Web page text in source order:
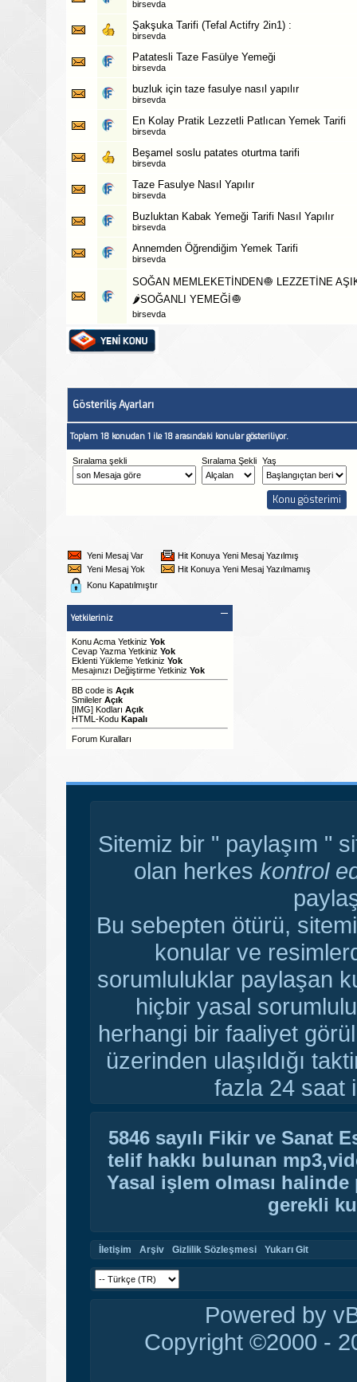
birsevda
Şakşuka Tarifi (Tefal Actifry 2in1) :
birsevda
Patatesli Taze Fasülye Yemeği
birsevda
buzluk için taze fasulye nasıl yapılır
birsevda
En Kolay Pratik Lezzetli Patlıcan Yemek Tarifi
birsevda
Beşamel soslu patates oturtma tarifi
birsevda
Taze Fasulye Nasıl Yapılır
birsevda
Buzluktan Kabak Yemeği Tarifi Nasıl Yapılır
birsevda
Annemden Öğrendiğim Yemek Tarifi
birsevda
SOĞAN MEMLEKETİNDEN🧅 LEZZETİNE
🌶SOĞANLI YEMEĞİ🧅
birsevda
Gösteriliş Ayarları
Toplam 18 konudan 1 ile 18 arasındaki konular gösteriliyor.
Sıralama şekli Sıralama Şekli Yaş
Yeni Mesaj Var
Hit Konuya Yeni Mesaj Yazılmış
Yeni Mesaj Yok
Hit Konuya Yeni Mesaj Yazılmamış
Konu Kapatılmıştır
Yetkileriniz
Konu Acma Yetkiniz Yok
Cevap Yazma Yetkiniz Yok
Eklenti Yükleme Yetkiniz Yok
Mesajınızı Değiştirme Yetkiniz Yok
BB code is Açık
Smileler Açık
[IMG] Kodları Açık
HTML-Kodu Kapalı
Forum Kuralları
Sitemiz bir " paylaşım "
olan herkes kontrol
Bu sebepten ötürü,
konular ve
sorumluluklar paylaşan
hiçbir yasal
herhangi bir faaliyet
üzerinden ulaşıldığı
fazla 24 saat
5846 sayılı Fikir ve Sanat
telif hakkı bulunan
Yasal işlem olması
gerekli
İletişim Arşiv Gizlilik Sözleşmesi Yukarı Git
Powered by
Copyright ©2000 -